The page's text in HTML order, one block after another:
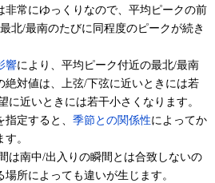
非常にゆっくりなので、平均ピークの前
北/最南のたびに同程度のピークが続き
響により、平均ピーク付近の最北/最南
絶対値は、上弦/下弦に近いときには若
に近いときには若干小さくなります。
指定すると、 季節との関係性によってか
。
は南中/出入りの瞬間とは合致しないの
場所によっても違いが生じます。